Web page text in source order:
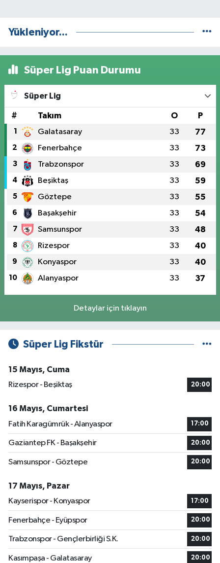
Yükleniyor...
Süper Lig Puan Durumu
Süper Lig
# Takım O P
1 Galatasaray 33 77
2 Fenerbahçe 33 73
3 Trabzonspor 33 69
4 Beşiktaş 33 59
5 Göztepe 33 55
6 Başakşehir 33 54
7 Samsunspor 33 48
8 Rizespor 33 40
9 Konyaspor 33 40
10 Alanyaspor 33 37
Detaylar için tıklayın
Süper Lig Fikstür
15 Mayıs, Cuma
Rizespor - Beşiktaş
20:00
16 Mayıs, Cumartesi
Fatih Karagümrük - Alanyaspor
17:00
Gaziantep FK - Başakşehir 20:00
Samsunspor - Göztepe 20:00
17 Mayıs, Pazar
Kayserispor - Konyaspor
17:00
Fenerbahçe - Eyüpspor 20:00
Trabzonspor - Gençlerbirliği S.K. 20:00
Kasımpaşa - Galatasaray 20:00